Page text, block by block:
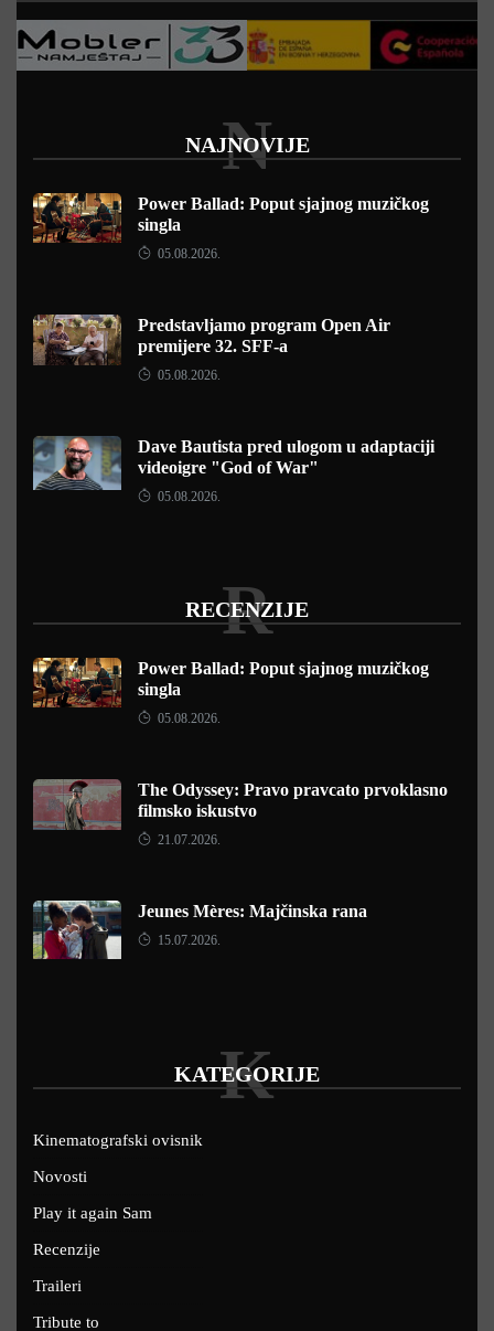
NAJNOVIJE
N
Power Ballad: Poput sjajnog muzičkog
singla
05.08.2026.
Predstavljamo program Open Air
premijere 32. SFF-a
05.08.2026.
Dave Bautista pred ulogom u adaptaciji
videoigre "God of War"
05.08.2026.
RECENZIJE
R
Power Ballad: Poput sjajnog muzičkog
singla
05.08.2026.
The Odyssey: Pravo pravcato prvoklasno
filmsko iskustvo
21.07.2026.
Jeunes Mères: Majčinska rana
15.07.2026.
KATEGORIJE
K
Kinematografski ovisnik
Novosti
Play it again Sam
Recenzije
Traileri
Tribute to